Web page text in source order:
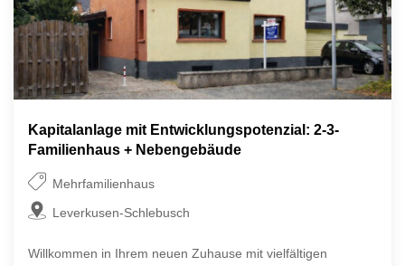
Kapitalanlage mit Entwicklungspotenzial: 2-3-
Familienhaus + Nebengebäude
Mehrfamilienhaus
Leverkusen-Schlebusch
Willkommen in Ihrem neuen Zuhause mit vielfältigen